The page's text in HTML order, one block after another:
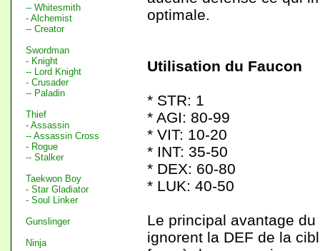
-- Whitesmith
- Alchemist
-- Creator
Swordman
- Knight
-- Lord Knight
- Crusader
-- Paladin
Thief
- Assassin
-- Assassin Cross
- Rogue
-- Stalker
Taekwon Boy
- Star Gladiator
- Soul Linker
Gunslinger
Ninja
optimale.
Utilisation du Faucon
* STR: 1
* AGI: 80-99
* VIT: 10-20
* INT: 35-50
* DEX: 60-80
* LUK: 40-50
Le principal avantage
ignorent la DEF de la